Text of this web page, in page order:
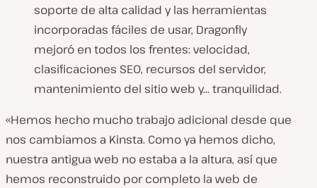
soporte de alta calidad y las herramientas
incorporadas fáciles de usar, Dragonfly
mejoró en todos los frentes: velocidad,
clasificaciones SEO, recursos del servidor,
mantenimiento del sitio web y… tranquilidad.
«Hemos hecho mucho trabajo adicional desde que
nos cambiamos a Kinsta. Como ya hemos dicho,
nuestra antigua web no estaba a la altura, así que
hemos reconstruido por completo la web de